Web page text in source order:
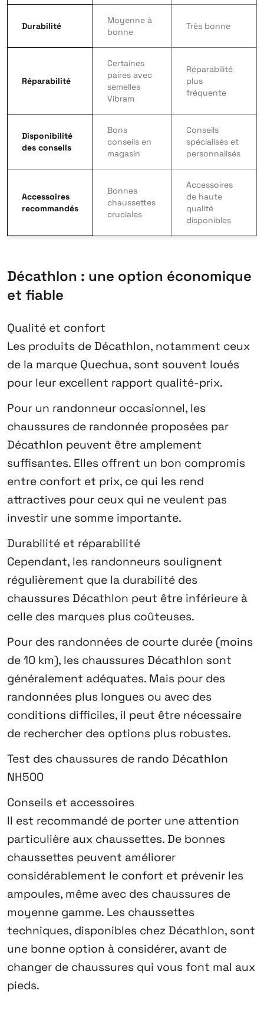
Durabilité
Moyenne à
bonne
Très bonne
Réparabilité
Certaines
paires avec
semelles
Vibram
Réparabilité
plus
fréquente
Disponibilité
des conseils
Bons
conseils en
magasin
Conseils
spécialisés et
personnalisés
Accessoires
recommandés
Bonnes
chaussettes
cruciales
Accessoires
de haute
qualité
disponibles
Décathlon : une option économique
et fiable
Qualité et confort
Les produits de Décathlon, notamment ceux
de la marque Quechua, sont souvent loués
pour leur excellent rapport qualité-prix.
Pour un randonneur occasionnel, les
chaussures de randonnée proposées par
Décathlon peuvent être amplement
suffisantes. Elles offrent un bon compromis
entre confort et prix, ce qui les rend
attractives pour ceux qui ne veulent pas
investir une somme importante.
Durabilité et réparabilité
Cependant, les randonneurs soulignent
régulièrement que la durabilité des
chaussures Décathlon peut être inférieure à
celle des marques plus coûteuses.
Pour des randonnées de courte durée (moins
de 10 km), les chaussures Décathlon sont
généralement adéquates. Mais pour des
randonnées plus longues ou avec des
conditions difficiles, il peut être nécessaire
de rechercher des options plus robustes.
Test des chaussures de rando Décathlon
NH500
Conseils et accessoires
Il est recommandé de porter une attention
particulière aux chaussettes. De bonnes
chaussettes peuvent améliorer
considérablement le confort et prévenir les
ampoules, même avec des chaussures de
moyenne gamme. Les chaussettes
techniques, disponibles chez Décathlon, sont
une bonne option à considérer, avant de
changer de chaussures qui vous font mal aux
pieds.